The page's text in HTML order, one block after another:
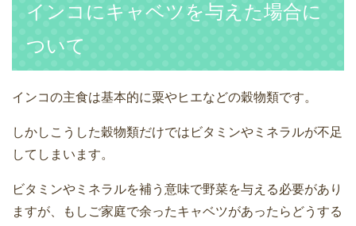
インコにキャベツを与えた場合に
ついて
インコの主食は基本的に粟やヒエなどの穀物類です。
しかしこうした穀物類だけではビタミンやミネラルが不足
してしまいます。
ビタミンやミネラルを補う意味で野菜を与える必要があり
ますが、もしご家庭で余ったキャベツがあったらどうする